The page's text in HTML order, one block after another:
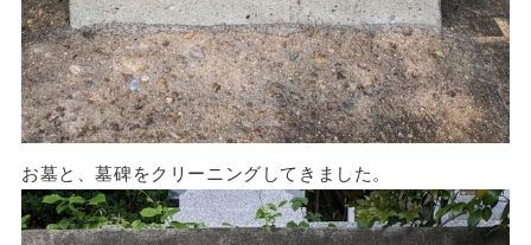
お墓と、墓碑をクリーニングしてきました。